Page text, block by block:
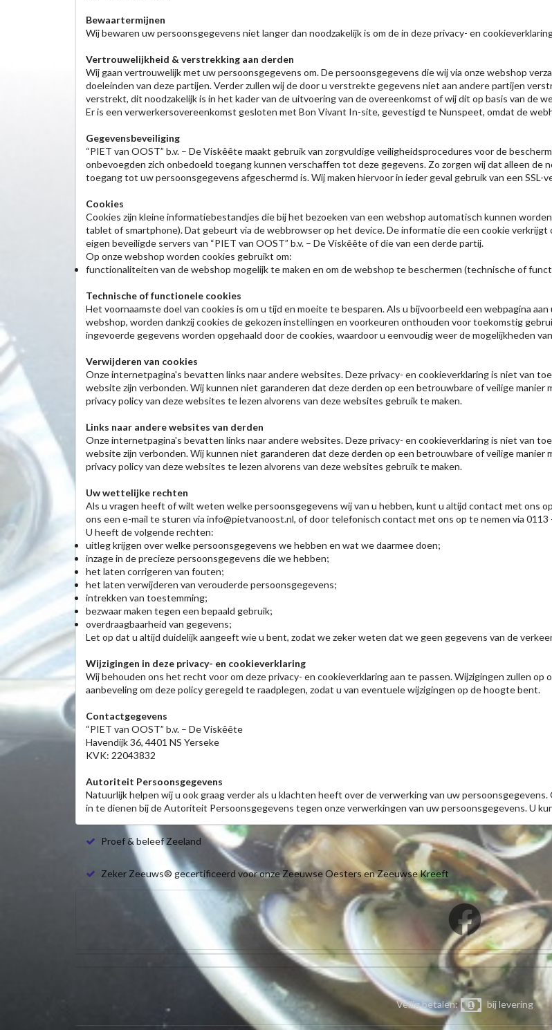
Bewaartermijnen
Wij bewaren uw persoonsgegevens niet langer dan noodzakelijk is om de in deze privacy- en
Vertrouwelijkheid & verstrekking aan derden
Wij gaan vertrouwelijk met uw persoonsgegevens om. De persoonsgegevens die wij via onze webshop
doeleinden van deze partijen. Verder zullen wij de door u verstrekte gegevens niet aan andere partijen
verstrekt, dit noodzakelijk is in het kader van de uitvoering van de overeenkomst of wij dit op basis van de
Er is een verwerkersovereenkomst gesloten met Bon Vivant In-site, gevestigd te Nunspeet, omdat de
Gegevensbeveiliging
“PIET van OOST” b.v. – De Viskêête maakt gebruik van zorgvuldige veiligheidsprocedures voor de
onbevoegden zich onbedoeld toegang kunnen verschaffen tot deze gegevens. Zo zorgen wij dat alleen
toegang tot uw persoonsgegevens afgeschermd is. Wij maken hiervoor in ieder geval gebruik van een SSL-
Cookies
Cookies zijn kleine informatiebestandjes die bij het bezoeken van een webshop automatisch kunnen
tablet of smartphone). Dat gebeurt via de webbrowser op het device. De informatie die een cookie
eigen beveiligde servers van “PIET van OOST” b.v. – De Viskêête of die van een derde partij.
Op onze webshop worden cookies gebruikt om:
functionaliteiten van de webshop mogelijk te maken en om de webshop te beschermen (technische of
Technische of functionele cookies
Het voornaamste doel van cookies is om u tijd en moeite te besparen. Als u bijvoorbeeld een webpagina
webshop, worden dankzij cookies de gekozen instellingen en voorkeuren onthouden voor toekomstig
ingevoerde gegevens worden opgehaald door de cookies, waardoor u eenvoudig weer de mogelijkheden
Verwijderen van cookies
Onze internetpagina's bevatten links naar andere websites. Deze privacy- en cookieverklaring is niet van
website zijn verbonden. Wij kunnen niet garanderen dat deze derden op een betrouwbare of veilige manier
privacy policy van deze websites te lezen alvorens van deze websites gebruik te maken.
Links naar andere websites van derden
Onze internetpagina's bevatten links naar andere websites. Deze privacy- en cookieverklaring is niet van
website zijn verbonden. Wij kunnen niet garanderen dat deze derden op een betrouwbare of veilige manier
privacy policy van deze websites te lezen alvorens van deze websites gebruik te maken.
Uw wettelijke rechten
Als u vragen heeft of wilt weten welke persoonsgegevens wij van u hebben, kunt u altijd contact met ons
ons een e-mail te sturen via info@pietvanoost.nl, of door telefonisch contact met ons op te nemen via 0113
U heeft de volgende rechten:
uitleg krijgen over welke persoonsgegevens we hebben en wat we daarmee doen;
inzage in de precieze persoonsgegevens die we hebben;
het laten corrigeren van fouten;
het laten verwijderen van verouderde persoonsgegevens;
intrekken van toestemming;
bezwaar maken tegen een bepaald gebruik;
overdraagbaarheid van gegevens;
Let op dat u altijd duidelijk aangeeft wie u bent, zodat we zeker weten dat we geen gegevens van de
Wijzigingen in deze privacy- en cookieverklaring
Wij behouden ons het recht voor om deze privacy- en cookieverklaring aan te passen. Wijzigingen zullen
aanbeveling om deze policy geregeld te raadplegen, zodat u van eventuele wijzigingen op de hoogte bent.
Contactgegevens
“PIET van OOST” b.v. – De Viskêête
Havendijk 36, 4401 NS Yerseke
KVK: 22043832
Autoriteit Persoonsgegevens
Natuurlijk helpen wij u ook graag verder als u klachten heeft over de verwerking van uw
in te dienen bij de Autoriteit Persoonsgegevens tegen onze verwerkingen van uw persoonsgegevens. U
Proef & beleef Zeeland
Zeker Zeeuws® gecertificeerd voor onze Zeeuwse Oesters en Zeeuwse Kreeft
Veilig betalen: bij levering